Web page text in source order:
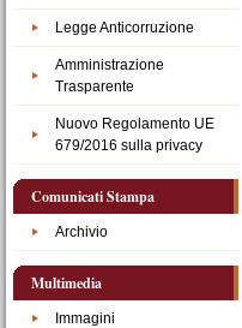
Legge Anticorruzione
Amministrazione
Trasparente
Nuovo Regolamento UE
679/2016 sulla privacy
Comunicati Stampa
Archivio
Multimedia
Immagini